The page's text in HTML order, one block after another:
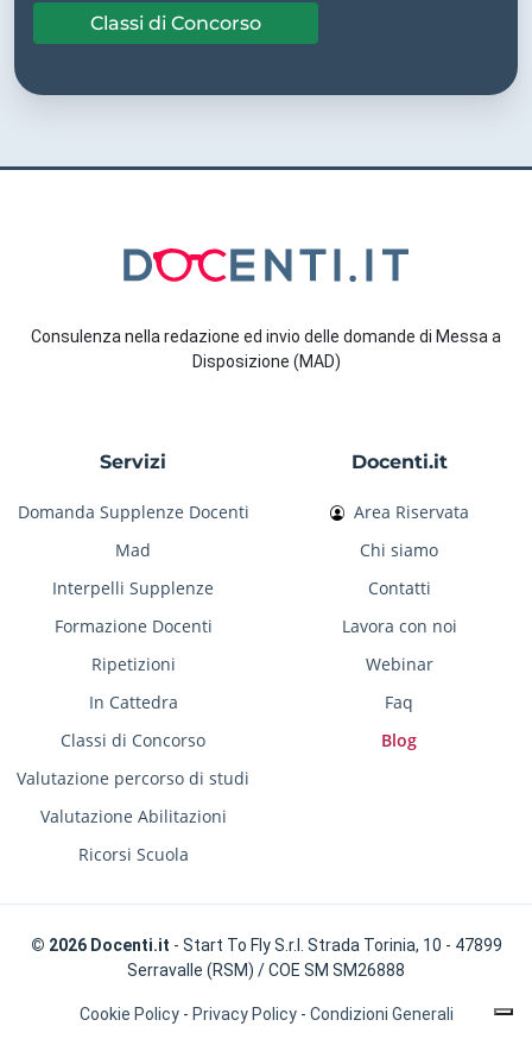
Classi di Concorso
Consulenza nella redazione ed invio delle domande di Messa a
Disposizione (MAD)
Servizi
Domanda Supplenze Docenti
Mad
Interpelli Supplenze
Formazione Docenti
Ripetizioni
In Cattedra
Classi di Concorso
Valutazione percorso di studi
Valutazione Abilitazioni
Ricorsi Scuola
Docenti.it
Area Riservata
Chi siamo
Contatti
Lavora con noi
Webinar
Faq
Blog
© 2026 Docenti.it - Start To Fly S.r.l. Strada Torinia, 10 - 47899
Serravalle (RSM) / COE SM SM26888
Cookie Policy- Privacy Policy- Condizioni Generali